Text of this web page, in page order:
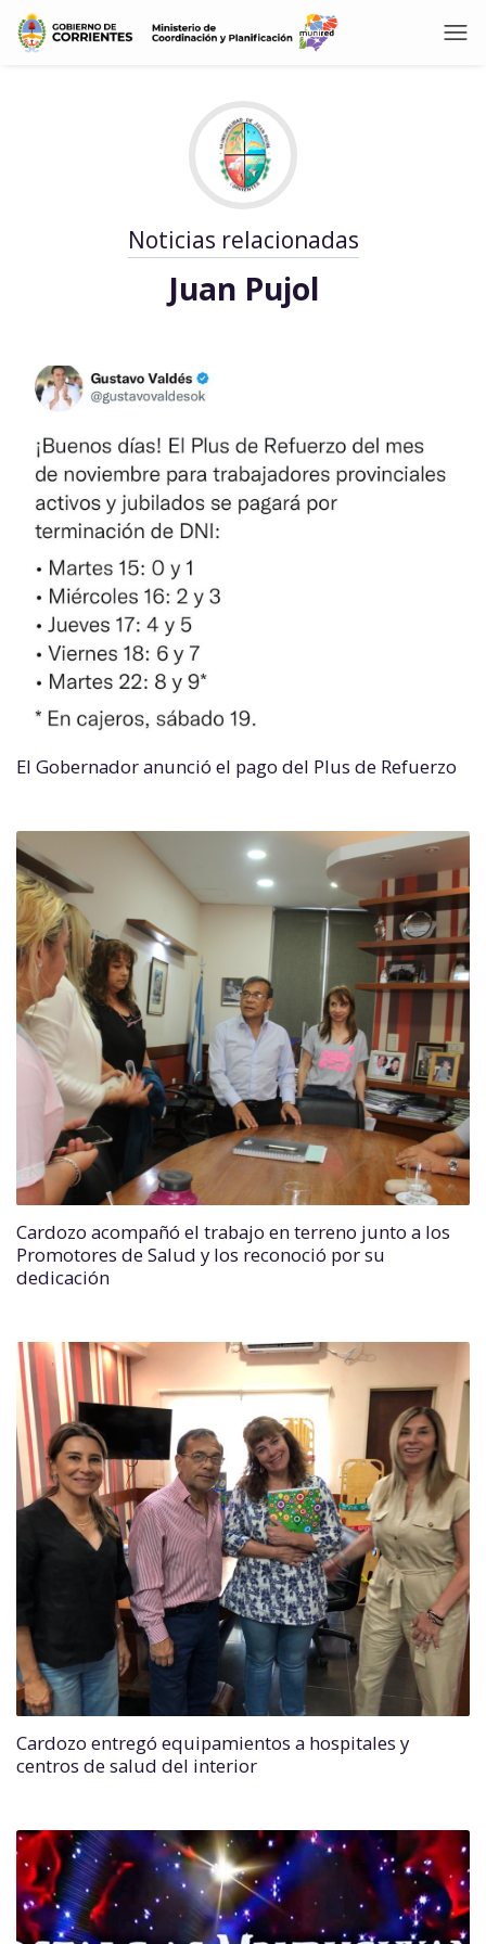
Noticias relacionadas
Juan Pujol
El Gobernador anunció el pago del Plus de Refuerzo
Cardozo acompañó el trabajo en terreno junto a los
Promotores de Salud y los reconoció por su
dedicación
Cardozo entregó equipamientos a hospitales y
centros de salud del interior